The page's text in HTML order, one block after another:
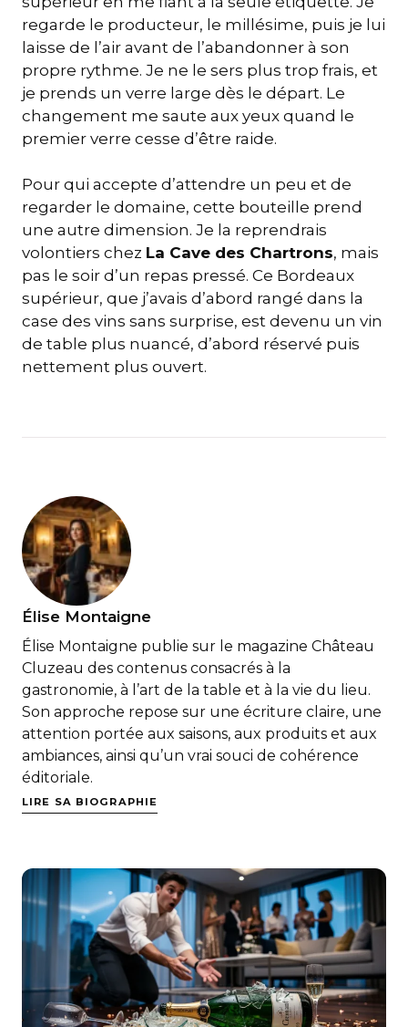
regarde le producteur, le millésime, puis je lui
laisse de l’air avant de l’abandonner à son
propre rythme. Je ne le sers plus trop frais, et
je prends un verre large dès le départ. Le
changement me saute aux yeux quand le
premier verre cesse d’être raide.
Pour qui accepte d’attendre un peu et de
regarder le domaine, cette bouteille prend
une autre dimension. Je la reprendrais
volontiers chez La Cave des Chartrons, mais
pas le soir d’un repas pressé. Ce Bordeaux
supérieur, que j’avais d’abord rangé dans la
case des vins sans surprise, est devenu un vin
de table plus nuancé, d’abord réservé puis
nettement plus ouvert.
Élise Montaigne
Élise Montaigne publie sur le magazine Château
Cluzeau des contenus consacrés à la
gastronomie, à l’art de la table et à la vie du lieu.
Son approche repose sur une écriture claire, une
attention portée aux saisons, aux produits et aux
ambiances, ainsi qu’un vrai souci de cohérence
éditoriale.
LIRE SA BIOGRAPHIE